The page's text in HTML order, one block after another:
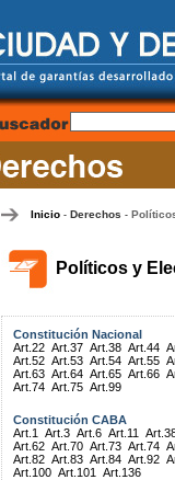
Inicio- Derechos -
Políticos y
Constitución Nacional
Art.22 Art.37 Art.38 Art.44
Art.52 Art.53 Art.54 Art.55
Art.63 Art.64 Art.65 Art.66
Art.74 Art.75 Art.99
Constitución CABA
Art.1
Art.3 Art.6 Art.11
Art.62 Art.70 Art.73 Art.74
Art.82 Art.83 Art.84 Art.92
Art.100 Art.101 Art.136